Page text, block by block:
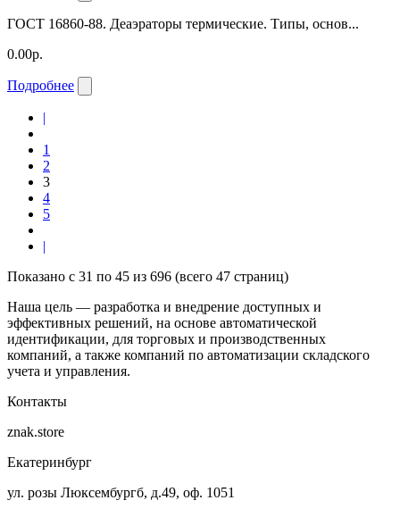
ГОСТ 16860-88. Деаэраторы термические. Типы, основ...
0.00р.
Подробнее
|
1
2
3
4
5
|
Показано с 31 по 45 из 696 (всего 47 страниц)
Наша цель — разработка и внедрение доступных и
эффективных решений, на основе автоматической
идентификации, для торговых и производственных
компаний, а также компаний по автоматизации складского
учета и управления.
Контакты
znak.store
Екатеринбург
ул. розы Люксембургб, д.49, оф. 1051